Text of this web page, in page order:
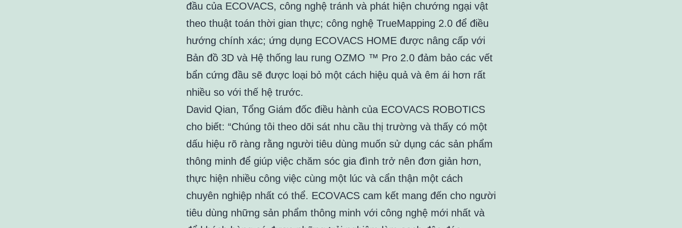
đầu của ECOVACS, công nghệ tránh và phát hiện chướng ngại vật
theo thuật toán thời gian thực; công nghệ TrueMapping 2.0 để điều
hướng chính xác; ứng dụng ECOVACS HOME được nâng cấp với
Bản đồ 3D và Hệ thống lau rung OZMO ™ Pro 2.0 đảm bảo các vết
bẩn cứng đầu sẽ được loại bỏ một cách hiệu quả và êm ái hơn rất
nhiều so với thế hệ trước.
David Qian, Tổng Giám đốc điều hành của ECOVACS ROBOTICS
cho biết: “Chúng tôi theo dõi sát nhu cầu thị trường và thấy có một
dấu hiệu rõ ràng rằng người tiêu dùng muốn sử dụng các sản phẩm
thông minh để giúp việc chăm sóc gia đình trở nên đơn giản hơn,
thực hiện nhiều công việc cùng một lúc và cẩn thận một cách
chuyên nghiệp nhất có thể. ECOVACS cam kết mang đến cho người
tiêu dùng những sản phẩm thông minh với công nghệ mới nhất và